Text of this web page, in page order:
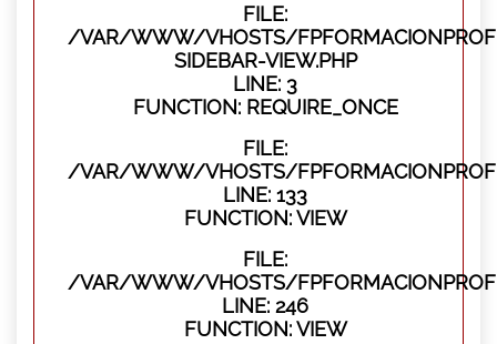
FILE:
/VAR/WWW/VHOSTS/
SIDEBAR-VIEW.PHP
LINE: 3
FUNCTION: REQUIRE_ONCE
FILE:
/VAR/WWW/VHOSTS/
LINE: 133
FUNCTION: VIEW
FILE:
/VAR/WWW/VHOSTS/
LINE: 246
FUNCTION: VIEW